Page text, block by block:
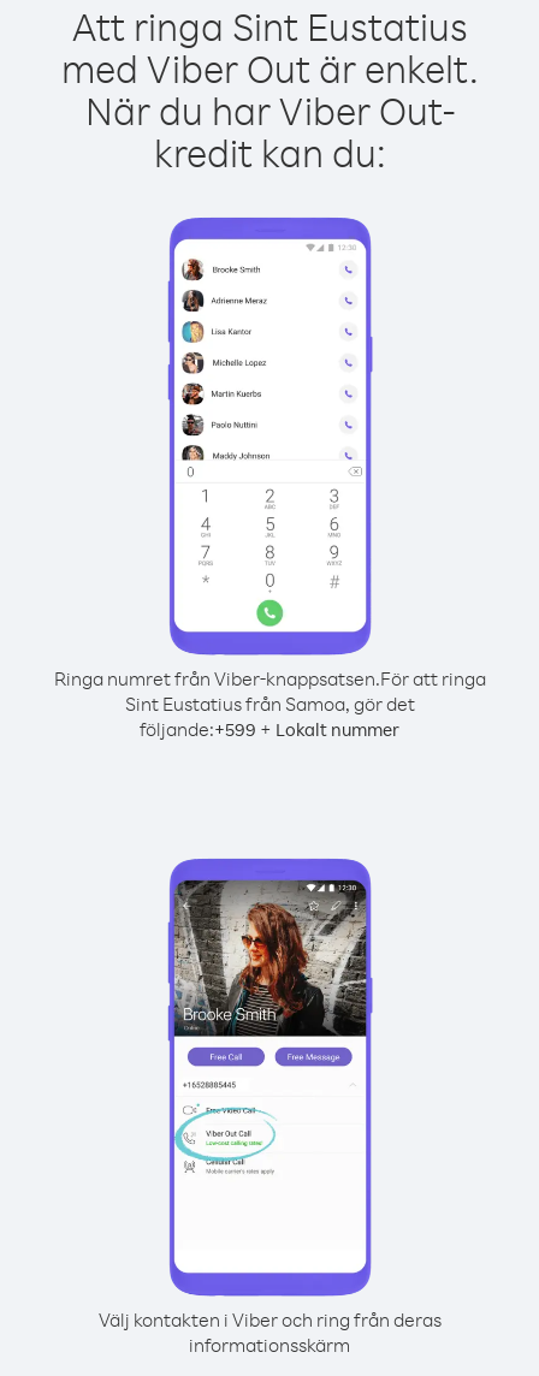
Att ringa Sint Eustatius
med Viber Out är enkelt.
När du har Viber Out-
kredit kan du:
Ringa numret från Viber-knappsatsen.För att ringa
Sint Eustatius från Samoa, gör det
följande:+599 + Lokalt nummer
Välj kontakten i Viber och ring från deras
informationsskärm